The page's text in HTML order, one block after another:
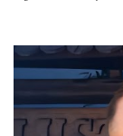
estableció que
custodian fondos
monto total de
En el detalle